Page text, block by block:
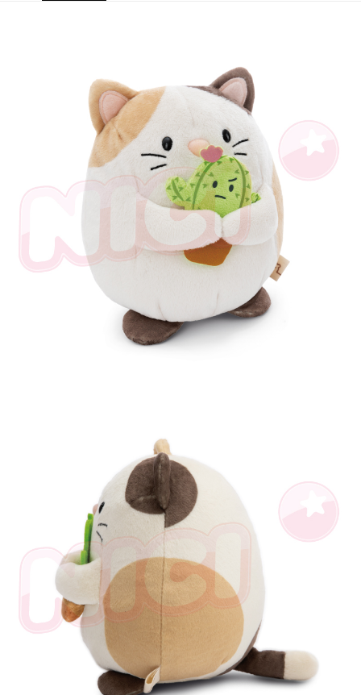
是否繳費成功／繳費後需取消欲退款等相關疑問，請聯繫「AFTEE先享後付
https://netprotections.freshdesk.com/support/home
１．透過由恩沛科技股份有限公司提供之「AFTEE先享後付」服務完成之交
易，需依本服務之必要範圍內提供個人資料，並將交易相關給付款項請求債
權轉讓予恩沛科技股份有限公司。
２．關於個人資料處理事宜，請瀏覽以下網址：
https://aftee.tw/terms/#terms3
３．未成年的使用者請事先徵得法定代理人或監護人之同意方可使用
「AFTEE先享後付」，若未經同意申辦者引起之損失，本公司不負相關責
４．使用「AFTEE先享後付」時，將依據個別帳號之用戶狀況，依本公司即
時審查核予不同之上限額度；若仍有額度不足之情形，本公司將視審查結果
請求用戶進行身份認證。
５．嚴禁一人註冊多個帳號或使用他人資訊註冊。若發現惡意使用之情形，
恩沛科技股份有限公司將有權停止該用戶之使用額度並採取法律行動。